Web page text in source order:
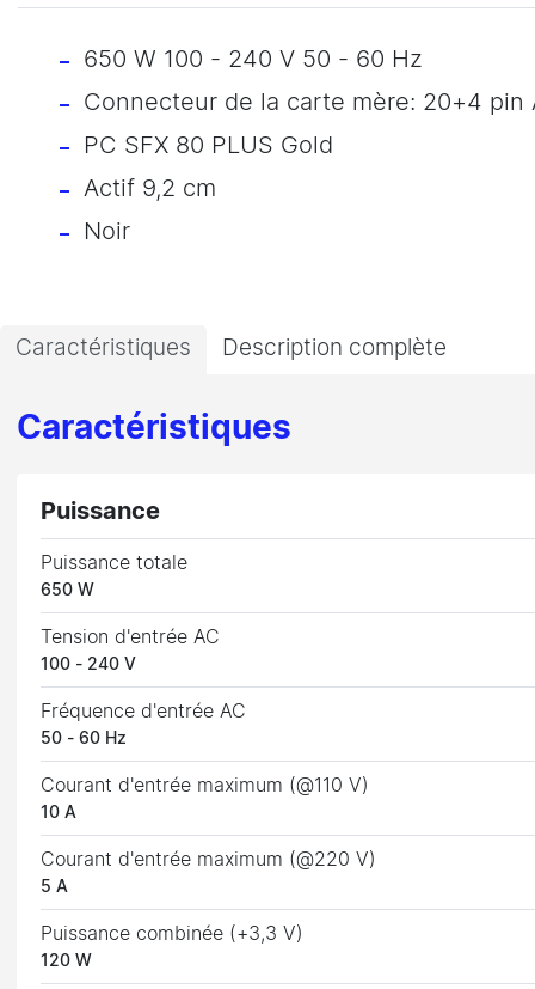
650 W 100 - 240 V 50 - 60 Hz
Connecteur de la carte mère: 20+4 pin
PC SFX 80 PLUS Gold
Actif 9,2 cm
Noir
Caractéristiques Description complète
Caractéristiques
Puissance
Puissance totale
650 W
Tension d'entrée AC
100 - 240 V
Fréquence d'entrée AC
50 - 60 Hz
Courant d'entrée maximum (@110 V)
10 A
Courant d'entrée maximum (@220 V)
5 A
Puissance combinée (+3,3 V)
120 W